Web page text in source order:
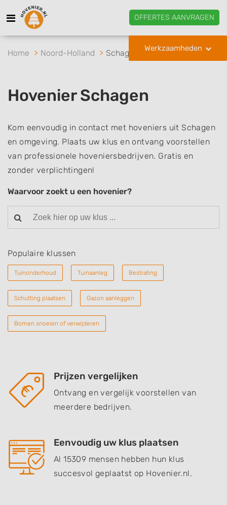
OFFERTES AANVRAGEN
Werkzaamheden
Home Noord-Holland Schagen
Hovenier Schagen
Kom eenvoudig in contact met hoveniers uit Schagen
en omgeving. Plaats uw klus en ontvang voorstellen
van professionele hoveniersbedrijven. Gratis en
zonder verplichtingen!
Waarvoor zoekt u een hovenier?
Populaire klussen
Tuinonderhoud Tuinaanleg Bestrating
Schutting plaatsen Gazon aanleggen
Bomen snoeien of verwijderen
Prijzen vergelijken
Ontvang en vergelijk voorstellen van
meerdere bedrijven.
Eenvoudig uw klus plaatsen
Al 15309 mensen hebben hun klus
succesvol geplaatst op Hovenier.nl.